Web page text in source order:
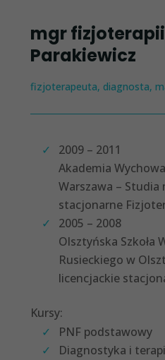
mgr
Parakiewicz
fizjoterapeuta, diagnosta,
2009 – 2011
Akademia
Warszawa –
stacjonarne
2005 – 2008
Olsztyńska Szkoła
Rusieckiego w
licencjackie
Kursy:
PNF podstawowy
Diagnostyka i